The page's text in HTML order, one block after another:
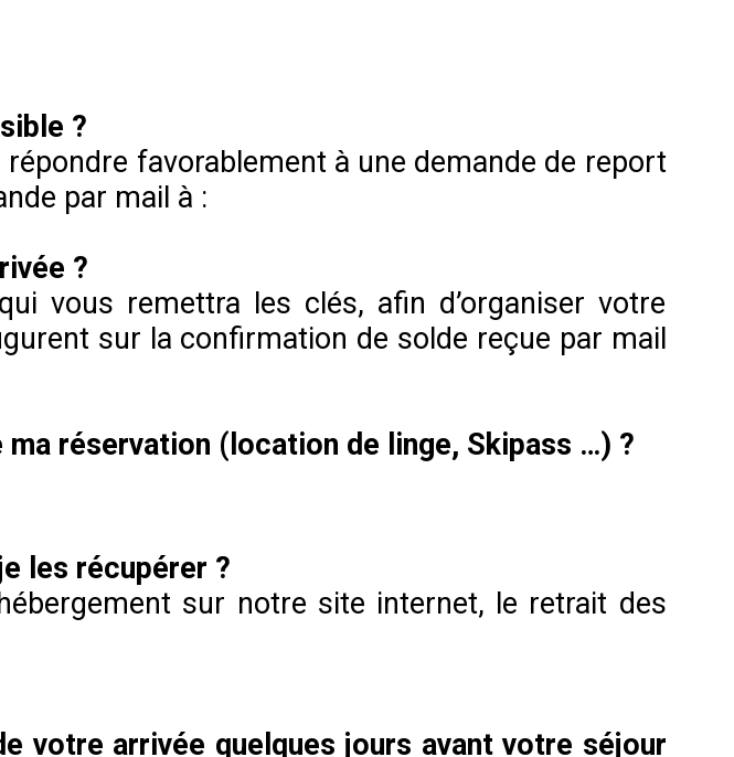
?
favorablement à une demande de report
par mail à :
?
vous remettra les clés, afin d’organiser votre
sur la confirmation de solde reçue par mail
réservation (location de linge, Skipass …) ?
les récupérer ?
sur notre site internet, le retrait des
votre arrivée quelques jours avant votre séjour